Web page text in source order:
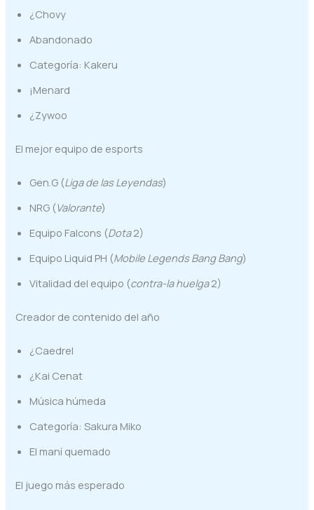
¿Chovy
Abandonado
Categoría: Kakeru
¡Menard
¿Zywoo
El mejor equipo de esports
Gen.G (Liga de las Leyendas)
NRG (Valorante)
Equipo Falcons (Dota2)
Equipo Liquid PH (Mobile Legends Bang Bang)
Vitalidad del equipo (contra-la huelga2)
Creador de contenido del año
¿Caedrel
¿Kai Cenat
Música húmeda
Categoría: Sakura Miko
El maní quemado
El juego más esperado